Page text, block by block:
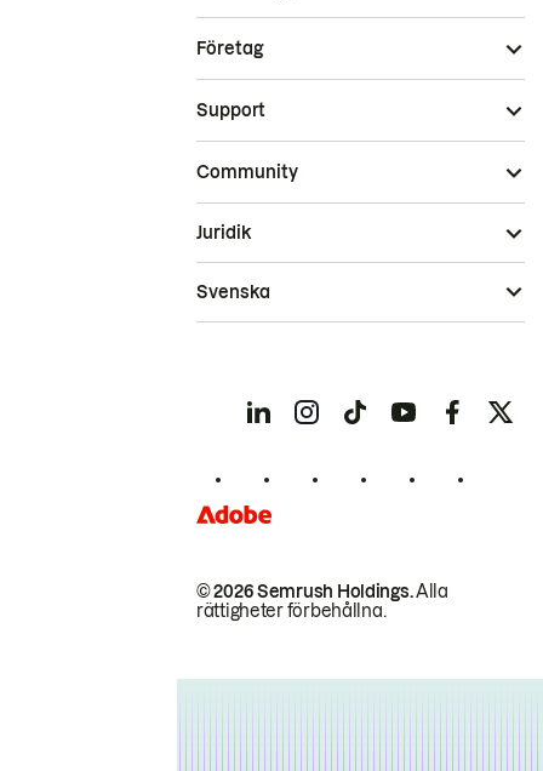
Företag
Support
Community
© 2026 Semrush Holdings.Alla
rättigheter förbehållna.
Juridik
Svenska